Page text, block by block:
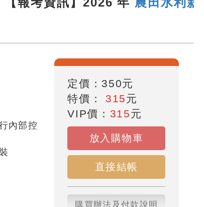
內部控
定價： 350元
特價： 315元
VIP價： 315元
放入購物車
直接結帳
購買辦法及付款說明